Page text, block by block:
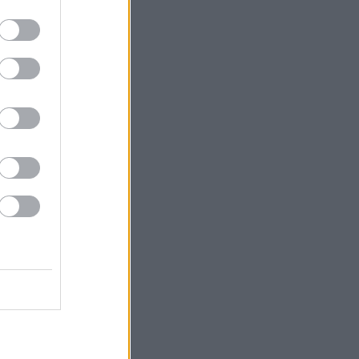
a
volt
vagy
- de
Ez
hével